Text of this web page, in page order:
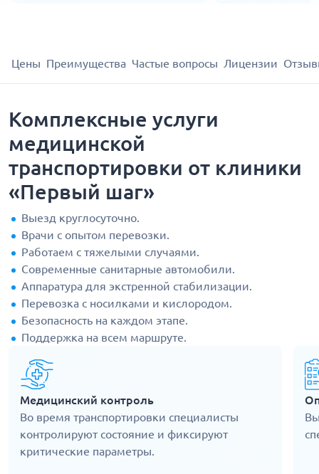
Цены Преимущества Частые вопросы Лицензии
Комплексные услуги
медицинской
транспортировки от клиники
«Первый шаг»
Выезд круглосуточно.
Врачи с опытом перевозки.
Работаем с тяжелыми случаями.
Современные санитарные автомобили.
Аппаратура для экстренной стабилизации.
Перевозка с носилками и кислородом.
Безопасность на каждом этапе.
Поддержка на всем маршруте.
Медицинский контроль
Во время транспортировки специалисты
контролируют состояние и фиксируют
критические параметры.